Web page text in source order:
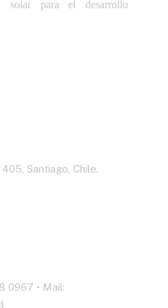
solar para el desarrollo
Santiago, Chile.
0967 • Mail: